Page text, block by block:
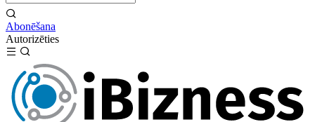
Abonēšana
Autorizēties